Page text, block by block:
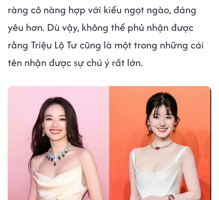
ràng cô nàng hợp với kiểu ngọt ngào, đáng
yêu hơn. Dù vậy, không thể phủ nhận được
rằng Triệu Lộ Tư cũng là một trong những cái
tên nhận được sự chú ý rất lớn.